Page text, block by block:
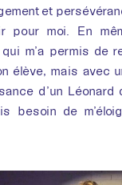
et
pour moi. En
m’a permis de
élève, mais avec
d’un Léonard
besoin de